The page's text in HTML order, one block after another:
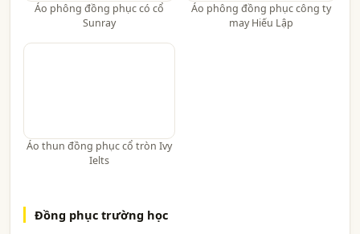
Áo phông đồng phục có cổ
Sunray
Áo phông đồng phục công ty
may Hiếu Lập
Áo thun đồng phục cổ tròn Ivy
Ielts
Đồng phục trường học